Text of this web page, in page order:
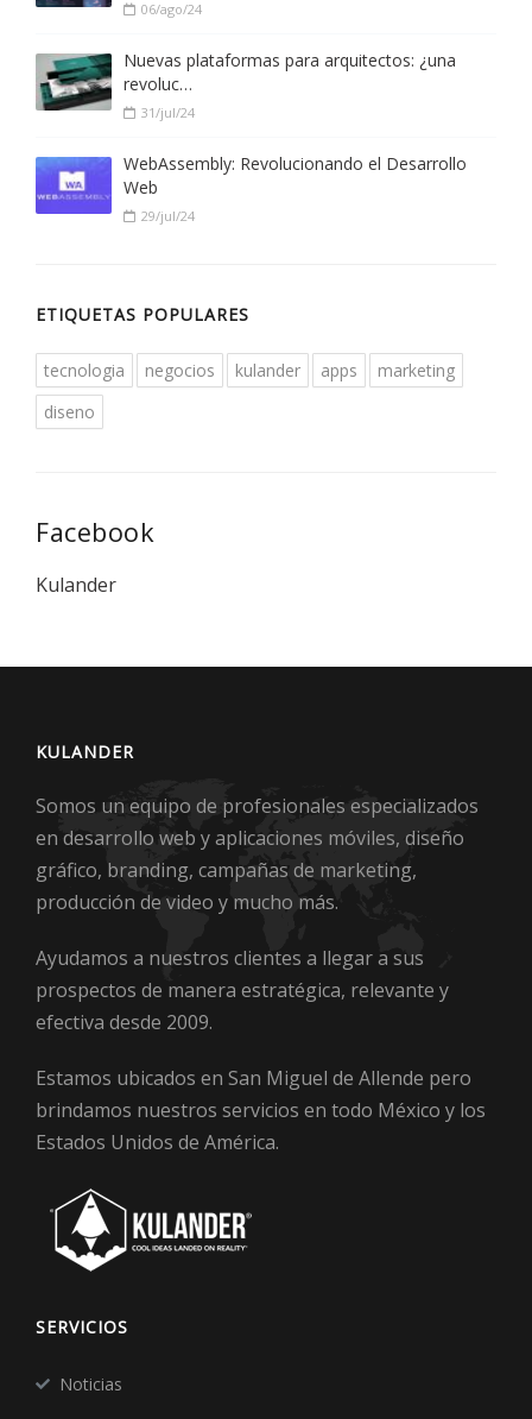
06/ago/24
Nuevas plataformas para arquitectos: ¿una
revoluc…
31/jul/24
WebAssembly: Revolucionando el Desarrollo
Web
29/jul/24
ETIQUETAS POPULARES
tecnologia negocios kulander apps
marketing
diseno
Facebook
Kulander
KULANDER
Somos un equipo de profesionales especializados
en desarrollo web y aplicaciones móviles, diseño
gráfico, branding, campañas de marketing,
producción de video y mucho más.
Ayudamos a nuestros clientes a llegar a sus
prospectos de manera estratégica, relevante y
efectiva desde 2009.
Estamos ubicados en San Miguel de Allende pero
brindamos nuestros servicios en todo México y los
Estados Unidos de América.
SERVICIOS
Noticias